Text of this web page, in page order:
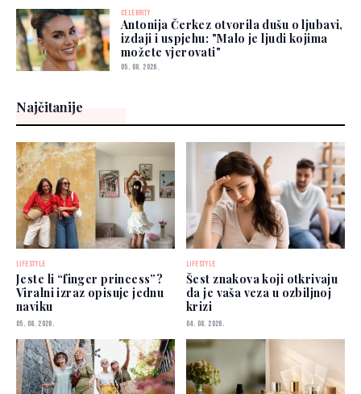
CELEBRITY
Antonija Čerkez otvorila dušu o ljubavi,
izdaji i uspjehu: "Malo je ljudi kojima
možete vjerovati"
05. 08. 2026.
Najčitanije
LIFESTYLE
Jeste li “finger princess”?
Viralni izraz opisuje jednu
naviku
05. 08. 2026.
LIFESTYLE
Šest znakova koji otkrivaju
da je vaša veza u ozbiljnoj
krizi
04. 08. 2026.